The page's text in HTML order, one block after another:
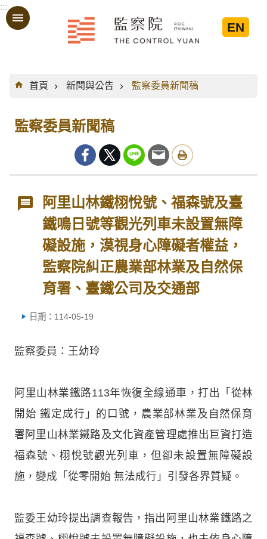
跳到主要內容區塊
:::
EN
:::
首頁
新聞與公告 監察委員新聞稿
監察委員新聞稿
阿里山林鐵栩悅號、福森號及臺
鐵鳴日號等觀光列車未設置無障
礙設施，漠視身心障礙者權益，
監察院糾正農業部林業及自然保
育署、臺鐵公司及交通部
日期：114-05-19
監察委員：王幼玲
阿里山林業鐵路113年恢復全線通車，打出「從林
開始 鐵定成行」的口號，農業部林業及自然保育
署阿里山林業鐵路及文化資產管理處推出巨資打造
福森號、栩悅號觀光列車，但卻未設置無障礙設
施，變成「從零開始 無法成行」引發各界質疑。
監委王幼玲提出調查報告，指出阿里山林業鐵路之